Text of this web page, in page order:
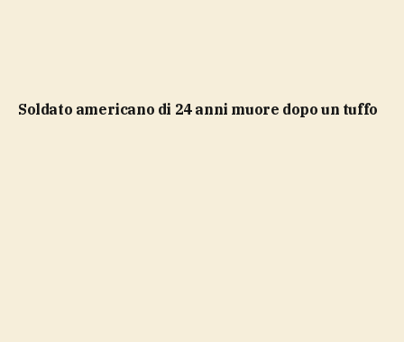
soldato americano di 24 anni muore dopo un tuffo